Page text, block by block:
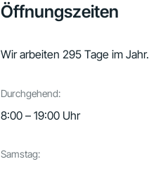
Öffnungszeiten
Wir arbeiten 295 Tage im Jahr.
Durchgehend:
8:00 – 19:00 Uhr
Samstag: